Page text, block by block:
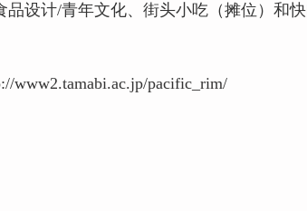
品设计/青年文化、街头小吃（摊位）和
www2.tamabi.ac.jp/pacific_rim/